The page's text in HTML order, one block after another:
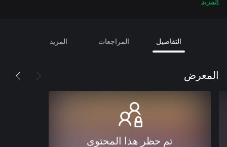
التفاصيل المراجعات المزيد
المعرض
تم حظر هذا المحتوى